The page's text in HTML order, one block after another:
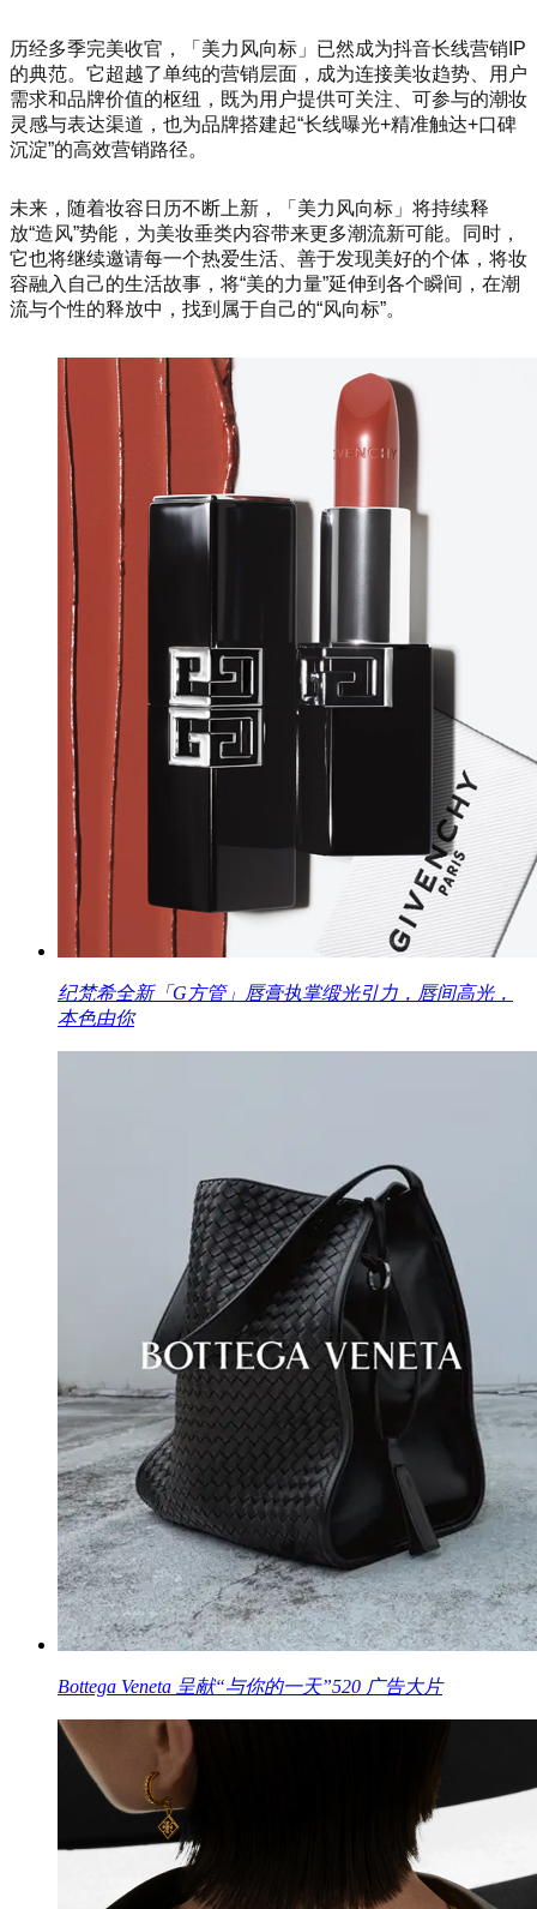
历经多季完美收官，「美力风向标」已然成为抖音长线营销IP
的典范。它超越了单纯的营销层面，成为连接美妆趋势、用户
需求和品牌价值的枢纽，既为用户提供可关注、可参与的潮妆
灵感与表达渠道，也为品牌搭建起“长线曝光+精准触达+口碑
沉淀”的高效营销路径。
未来，随着妆容日历不断上新，「美力风向标」将持续释
放“造风”势能，为美妆垂类内容带来更多潮流新可能。同时，
它也将继续邀请每一个热爱生活、善于发现美好的个体，将妆
容融入自己的生活故事，将“美的力量”延伸到各个瞬间，在潮
流与个性的释放中，找到属于自己的“风向标”。
纪梵希全新「G方管」唇膏执掌缎光引力，唇间高光，
本色由你
Bottega Veneta 呈献“与你的一天”520 广告大片